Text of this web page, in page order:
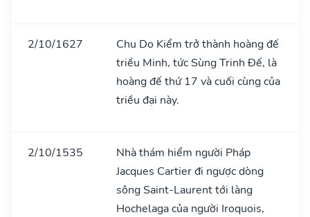
2/10/1627
Chu Do Kiểm trở thành hoàng đế
triều Minh, tức Sùng Trinh Đế, là
hoàng đế thứ 17 và cuối cùng của
triều đại này.
2/10/1535
Nhà thám hiểm người Pháp
Jacques Cartier đi ngược dòng
sông Saint-Laurent tới làng
Hochelaga của người Iroquois,